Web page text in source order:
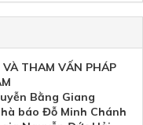
THAM VẤN PHÁP
Bằng Giang
báo Đỗ Minh Chánh